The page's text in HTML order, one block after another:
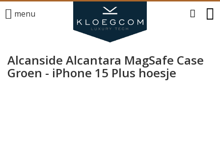
menu
Alcanside Alcantara MagSafe Case
Groen - iPhone 15 Plus hoesje